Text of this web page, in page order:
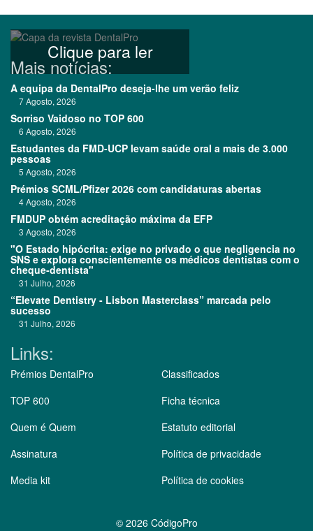
Clique para ler
Mais notícias:
A equipa da DentalPro deseja-lhe um verão feliz
7 Agosto, 2026
Sorriso Vaidoso no TOP 600
6 Agosto, 2026
Estudantes da FMD-UCP levam saúde oral a mais de 3.000
pessoas
5 Agosto, 2026
Prémios SCML/Pfizer 2026 com candidaturas abertas
4 Agosto, 2026
FMDUP obtém acreditação máxima da EFP
3 Agosto, 2026
"O Estado hipócrita: exige no privado o que negligencia no
SNS e explora conscientemente os médicos dentistas com o
cheque-dentista"
31 Julho, 2026
“Elevate Dentistry - Lisbon Masterclass” marcada pelo
sucesso
31 Julho, 2026
Links:
Prémios DentalPro
TOP 600
Quem é Quem
Assinatura
Media kit
Classificados
Ficha técnica
Estatuto editorial
Política de privacidade
Política de cookies
© 2026 CódigoPro